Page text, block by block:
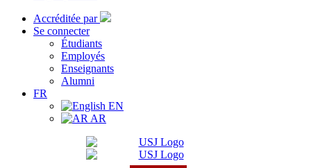
Accréditée par
Se connecter
Étudiants
Employés
Enseignants
Alumni
FR
EN
AR